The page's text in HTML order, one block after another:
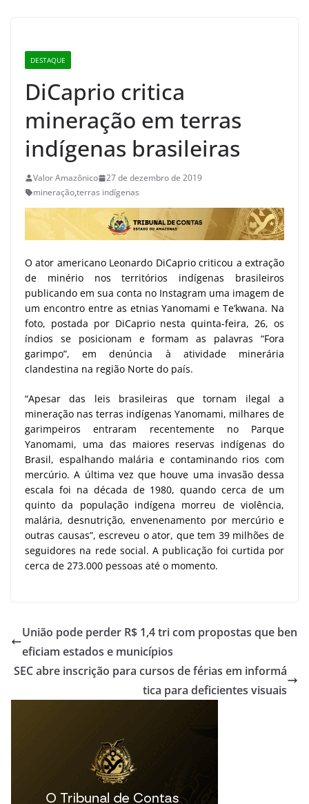
DESTAQUE
DiCaprio critica
mineração em terras
indígenas brasileiras
Valor Amazônico
27 de dezembro de 2019
mineração,terras indígenas
O ator americano Leonardo DiCaprio criticou a extração
de minério nos territórios indígenas brasileiros
publicando em sua conta no Instagram uma imagem de
um encontro entre as etnias Yanomami e Te’kwana. Na
foto, postada por DiCaprio nesta quinta-feira, 26, os
índios se posicionam e formam as palavras “Fora
garimpo”, em denúncia à atividade minerária
clandestina na região Norte do país.
“Apesar das leis brasileiras que tornam ilegal a
mineração nas terras indígenas Yanomami, milhares de
garimpeiros entraram recentemente no Parque
Yanomami, uma das maiores reservas indígenas do
Brasil, espalhando malária e contaminando rios com
mercúrio. A última vez que houve uma invasão dessa
escala foi na década de 1980, quando cerca de um
quinto da população indígena morreu de violência,
malária, desnutrição, envenenamento por mercúrio e
outras causas”, escreveu o ator, que tem 39 milhões de
seguidores na rede social. A publicação foi curtida por
cerca de 273.000 pessoas até o momento.
União pode perder R$ 1,4 tri com propostas que ben
eficiam estados e municípios
SEC abre inscrição para cursos de férias em informá
tica para deficientes visuais